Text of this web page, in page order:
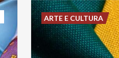
ARTE E CULTURA